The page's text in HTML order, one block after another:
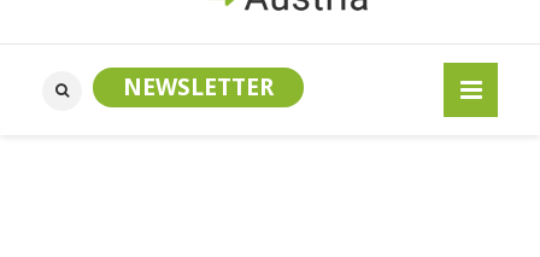
NEWSLETTER